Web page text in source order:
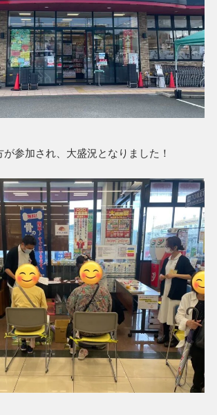
参加され、大盛況となりました！